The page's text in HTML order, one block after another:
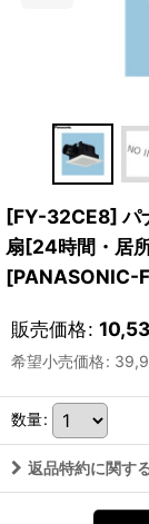
[FY-32CE8] パ
扇[24時間・居
[PANASONIC-
販売価格:
希望小売価格:
数量:
返品特約に関す